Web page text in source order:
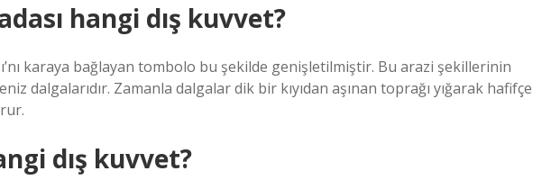
hangi dış kuvvet?
karaya bağlayan tombolo bu şekilde genişletilmiştir. Bu arazi şekillerinin
dalgalarıdır. Zamanla dalgalar dik bir kıyıdan aşınan toprağı yığarak hafifçe
dış kuvvet?